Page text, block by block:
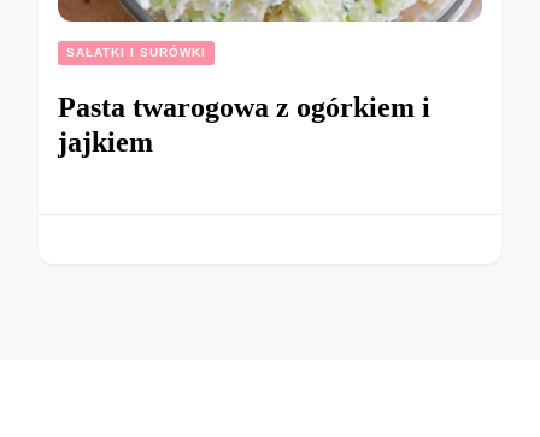
SAŁATKI I SURÓWKI
Pasta twarogowa z ogórkiem i
jajkiem